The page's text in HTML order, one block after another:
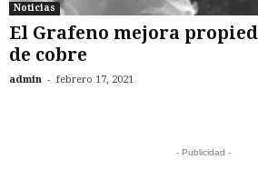
Noticias
El Grafeno mejora
de cobre
admin - febrero 17, 2021
- Publicidad -